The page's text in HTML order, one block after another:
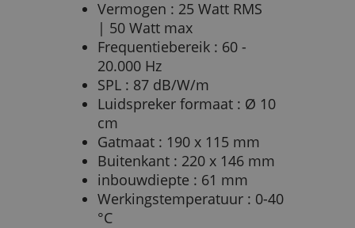
Vermogen : 25 Watt RMS
| 50 Watt max
Frequentiebereik : 60 -
20.000 Hz
SPL : 87 dB/W/m
Luidspreker formaat : Ø 10
cm
Gatmaat : 190 x 115 mm
Buitenkant : 220 x 146 mm
inbouwdiepte : 61 mm
Werkingstemperatuur : 0-40
°C